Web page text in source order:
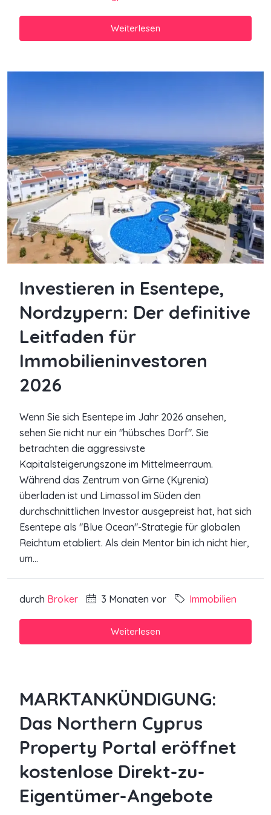
Weiterlesen
Investieren in Esentepe,
Nordzypern: Der definitive
Leitfaden für
Immobilieninvestoren
2026
Wenn Sie sich Esentepe im Jahr 2026 ansehen,
sehen Sie nicht nur ein "hübsches Dorf". Sie
betrachten die aggressivste
Kapitalsteigerungszone im Mittelmeerraum.
Während das Zentrum von Girne (Kyrenia)
überladen ist und Limassol im Süden den
durchschnittlichen Investor ausgepreist hat, hat sich
Esentepe als "Blue Ocean"-Strategie für globalen
Reichtum etabliert. Als dein Mentor bin ich nicht hier,
um...
durch Broker 3 Monaten vor Immobilien
Weiterlesen
MARKTANKÜNDIGUNG:
Das Northern Cyprus
Property Portal eröffnet
kostenlose Direkt-zu-
Eigentümer-Angebote